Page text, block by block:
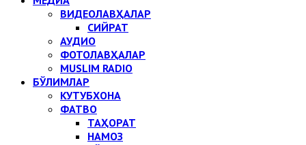
ВИДЕОЛАВҲАЛАР
СИЙРАТ
АУДИО
ФОТОЛАВҲАЛАР
MUSLIM RADIO
БЎЛИМЛАР
КУТУБХОНА
ФАТВО
ТАҲОРАТ
НАМОЗ